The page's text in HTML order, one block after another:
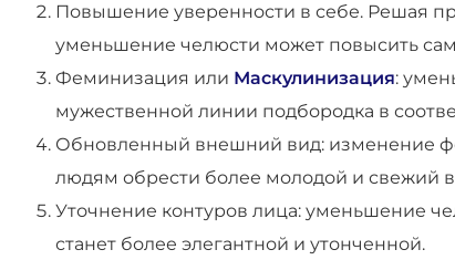
Повышение уверенности в себе. Решая
уменьшение челюсти может повысить
Феминизация или Маскулинизация:
мужественной линии подбородка в
Обновленный внешний вид: изменение
людям обрести более молодой и свежий
Уточнение контуров лица: уменьшение
станет более элегантной и утонченной.